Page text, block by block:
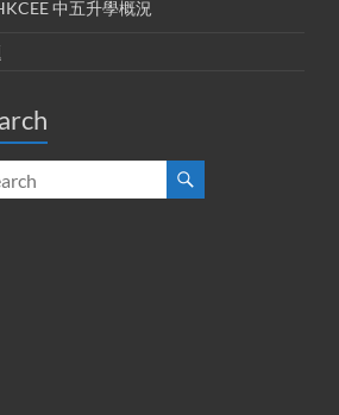
中五升學概況